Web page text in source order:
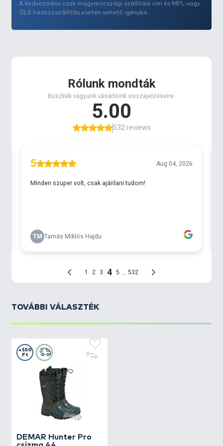
Valamint a betét eltávolításával még
sétához, vagy kevésbé zimankós időben való
vezető gyűrűi erős fémből készültek, melyek a
legmostohább használat során sem engedik
károsodni sem a fűzőt, sem a fűzőt tartó részt.
Valamint a csizma súlya béléssel együtt is
nagyságrendekkel könnyebb a hasonló tudású
súlymegtakarítást tesznek lehetővé. A csizma alsó
impregnált, tehát vízlepergető hatású, és a talp
A kedvezmény csak magyarországi szállítási cím és MPL vagy
GLS házhozszállítás esetén vehető igénybe.
TOVÁBBI VÁLASZTÉK
DEMAR Hunter Pro
+550
Ft